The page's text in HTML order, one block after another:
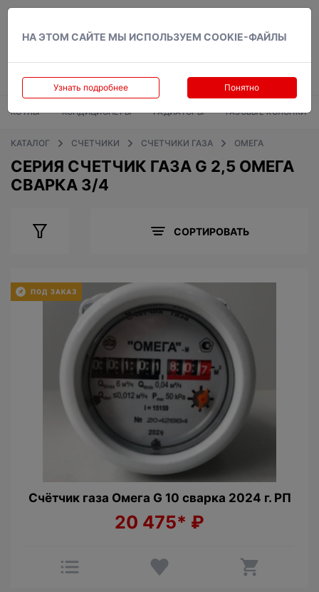
НА ЭТОМ САЙТЕ МЫ ИСПОЛЬЗУЕМ COOKIE-ФАЙЛЫ
Узнать подробнее Понятно
КОТЛЫ КОНДИЦИОНЕРЫ РАДИАТОРЫ ГАЗОВЫЕ КОЛОНКИ
КАТАЛОГ СЧЕТЧИКИ СЧЕТЧИКИ ГАЗА ОМЕГА
СЕРИЯ СЧЕТЧИК ГАЗА G 2,5 ОМЕГА
СВАРКА 3/4
СОРТИРОВАТЬ
Счётчик газа Омега G 10 сварка 2024 г. РП
20 475* ₽